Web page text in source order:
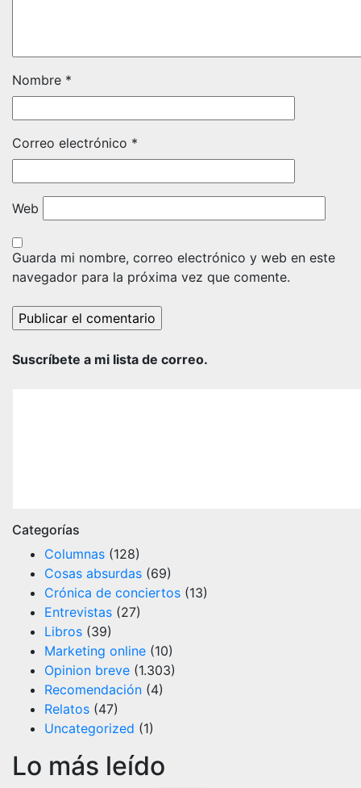
Nombre *
Correo electrónico *
Web
Guarda mi nombre, correo electrónico y web en este
navegador para la próxima vez que comente.
Suscríbete a mi lista de correo.
Categorías
Columnas (128)
Cosas absurdas (69)
Crónica de conciertos (13)
Entrevistas (27)
Libros (39)
Marketing online (10)
Opinion breve (1.303)
Recomendación (4)
Relatos (47)
Uncategorized (1)
Lo más leído